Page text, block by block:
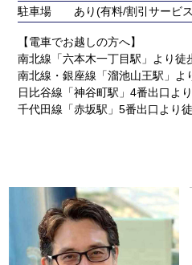
駐車場
あり(有料/割引サービ
【電車でお越しの方へ】
南北線「六本木一丁目駅」より徒
南北線・銀座線「溜池山王駅」よ
日比谷線「神谷町駅」4番出口よ
千代田線「赤坂駅」5番出口より